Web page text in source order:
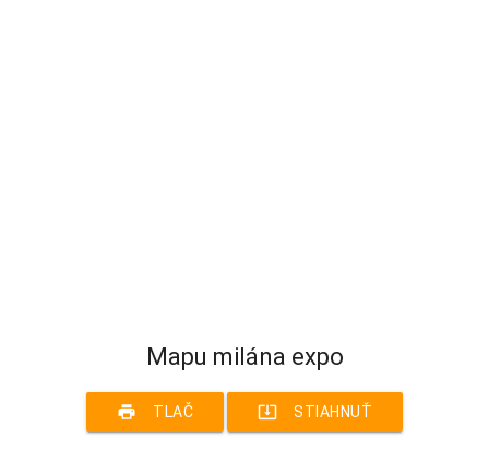
Mapu milána expo
print TLAČ system_update_alt STIAHNUŤ